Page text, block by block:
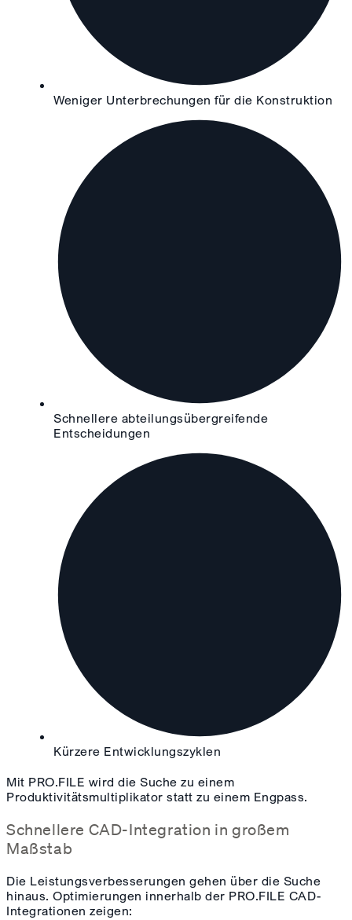
Weniger Unterbrechungen für die Konstruktion
Schnellere abteilungsübergreifende
Entscheidungen
Kürzere Entwicklungszyklen
Mit PRO.FILE wird die Suche zu einem
Produktivitätsmultiplikator statt zu einem Engpass.
Schnellere CAD-Integration in großem
Maßstab
Die Leistungsverbesserungen gehen über die Suche
hinaus. Optimierungen innerhalb der PRO.FILE CAD-
Integrationen zeigen: